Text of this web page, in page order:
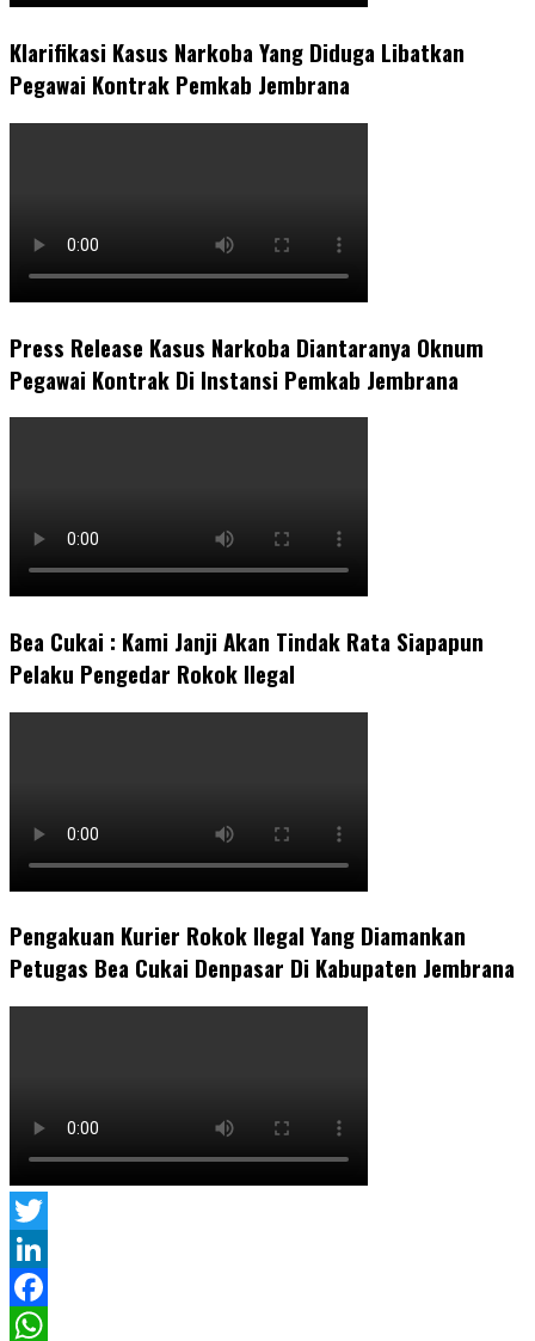
Klarifikasi Kasus Narkoba Yang Diduga Libatkan
Pegawai Kontrak Pemkab Jembrana
Press Release Kasus Narkoba Diantaranya Oknum
Pegawai Kontrak Di Instansi Pemkab Jembrana
Bea Cukai : Kami Janji Akan Tindak Rata Siapapun
Pelaku Pengedar Rokok Ilegal
Pengakuan Kurier Rokok Ilegal Yang Diamankan
Petugas Bea Cukai Denpasar Di Kabupaten Jembrana
Twitter
LinkedIn
Facebook